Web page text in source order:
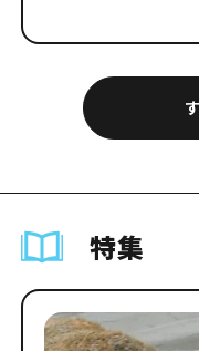
特集